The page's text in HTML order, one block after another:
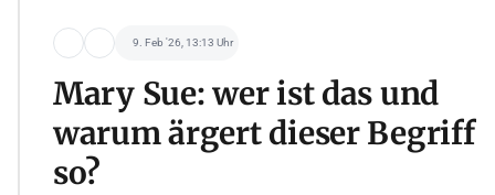
9. Feb '26, 13:13 Uhr
Mary Sue: wer ist das und
warum ärgert dieser Begriff
so?